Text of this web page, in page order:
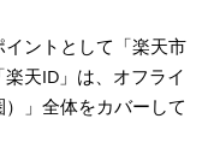
ントとして「楽天市
天ID」は、オフライ
」全体をカバーして